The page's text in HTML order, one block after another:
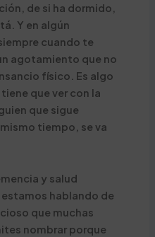
de si ha dormido,
Y en algún
cuando te
agotamiento que no
físico. Es algo
que ver con la
que sigue
tiempo, se va
y salud
hablando de
que muchas
nombrar porque